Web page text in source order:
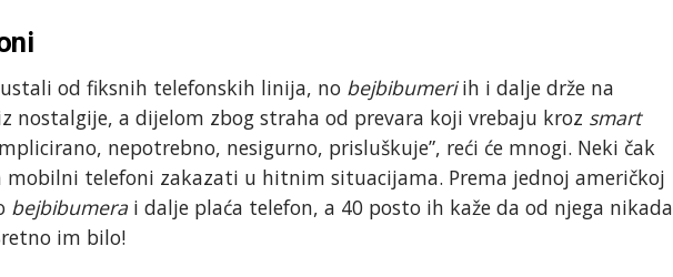
od fiksnih telefonskih linija, no bejbibumeriih i dalje drže na
nostalgije, a dijelom zbog straha od prevara koji vrebaju kroz smart
nepotrebno, nesigurno, prisluškuje”, reći će mnogi. Neki čak
mobilni telefoni zakazati u hitnim situacijama. Prema jednoj američkoj
bejbibumera i dalje plaća telefon, a 40 posto ih kaže da od njega nikada
im bilo!